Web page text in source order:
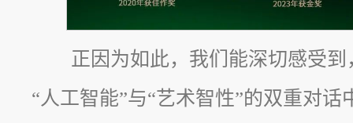
正因为如此，我们能深切感受
“人工智能”与“艺术智性”的双重对